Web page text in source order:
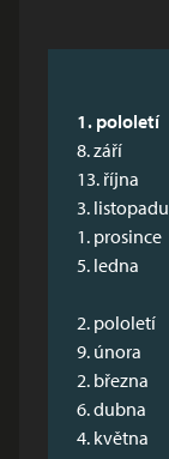
1. pololetí
8. září
13. října
3. listopadu
1. prosince
5. ledna
2. pololetí
9. února
2. března
6. dubna
4. května